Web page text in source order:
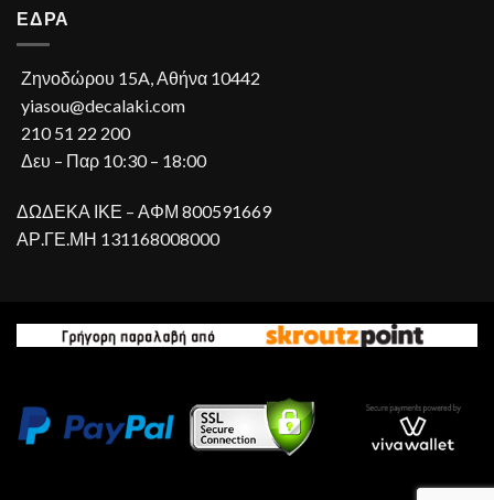
ΕΔΡΑ
Ζηνοδώρου 15A, Αθήνα 10442
yiasou@decalaki.com
210 51 22 200
Δευ – Παρ 10:30 – 18:00
ΔΩΔΕΚΑ ΙΚΕ – ΑΦΜ 800591669
ΑΡ.ΓΕ.ΜΗ 131168008000